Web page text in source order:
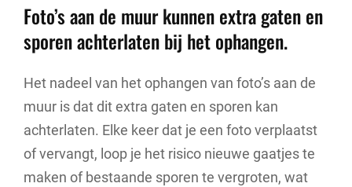
Foto’s aan de muur kunnen extra gaten en
sporen achterlaten bij het ophangen.
Het nadeel van het ophangen van foto’s aan de
muur is dat dit extra gaten en sporen kan
achterlaten. Elke keer dat je een foto verplaatst
of vervangt, loop je het risico nieuwe gaatjes te
maken of bestaande sporen te vergroten, wat